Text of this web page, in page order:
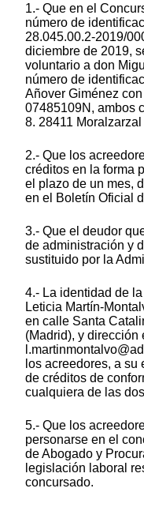
1.- Que en el
número de
28.045.00.2-2019/
diciembre de 2019,
voluntario a don
número de
Añover Giménez
07485109N, ambos
8. 28411 Moralzarzal
2.- Que los
créditos en la forma
el plazo de un mes,
en el Boletín Oficial
3.- Que el deudor
de administración y
sustituido por la
4.- La identidad de
Leticia Martín-
en calle Santa
(Madrid), y dirección
los acreedores, a
de créditos de
cualquiera de las
5.- Que los
personarse en el
de Abogado y
legislación laboral
concursado.